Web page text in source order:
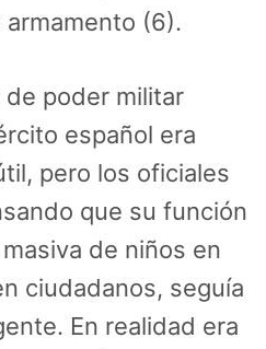
(6).
poder militar
español era
pero los oficiales
que su función
de niños en
ciudadanos, seguía
En realidad era